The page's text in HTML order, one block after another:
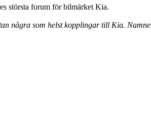
största forum för bilmärket Kia.
några som helst kopplingar till Kia.